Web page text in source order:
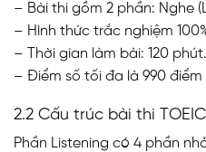
– Bài thi gồm 2 phần: Nghe
– Hình thức trắc nghiệm
– Thời gian làm bài: 120 phút.
– Điểm số tối đa là 990 điểm
2.2 Cấu trúc bài thi
Phần Listening có 4 phần